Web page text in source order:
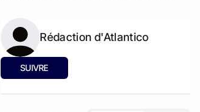
Rédaction d'Atlantico
SUIVRE